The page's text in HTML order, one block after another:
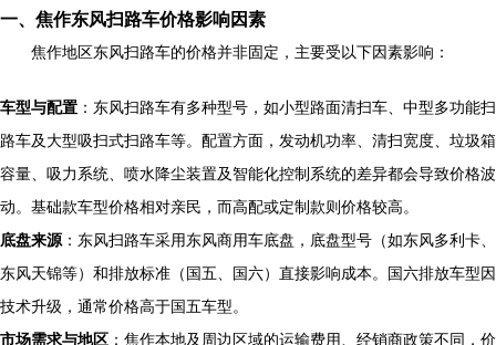
一、焦作东风扫路车价格影响因素
焦作地区东风扫路车的价格并非固定，主要受以下因素影响：
车型与配置 ：东风扫路车有多种型号，如小型路面清扫车、中型多功能扫
路车及大型吸扫式扫路车等。配置方面，发动机功率、清扫宽度、垃圾箱
容量、吸力系统、喷水降尘装置及智能化控制系统的差异都会导致价格波
动。基础款车型价格相对亲民，而高配或定制款则价格较高。
底盘来源 ：东风扫路车采用东风商用车底盘，底盘型号（如东风多利卡、
东风天锦等）和排放标准（国五、国六）直接影响成本。国六排放车型因
技术升级，通常价格高于国五车型。
市场需求与地区 ：焦作本地及周边区域的运输费用、经销商政策不同，价